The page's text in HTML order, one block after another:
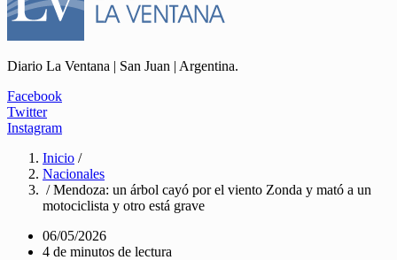
Diario La Ventana | San Juan | Argentina.
Facebook
Twitter
Instagram
Inicio /
Nacionales
/ Mendoza: un árbol cayó por el viento Zonda y mató a un
motociclista y otro está grave
06/05/2026
4 de minutos de lectura